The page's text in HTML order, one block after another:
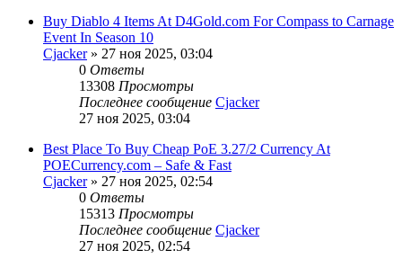
Buy Diablo 4 Items At D4Gold.com For Compass to Carnage
Event In Season 10
Cjacker» 27 ноя 2025, 03:04
0 Ответы
13308 Просмотры
Последнее сообщение Cjacker
27 ноя 2025, 03:04
Best Place To Buy Cheap PoE 3.27/2 Currency At
POECurrency.com – Safe & Fast
Cjacker» 27 ноя 2025, 02:54
0 Ответы
15313 Просмотры
Последнее сообщение Cjacker
27 ноя 2025, 02:54